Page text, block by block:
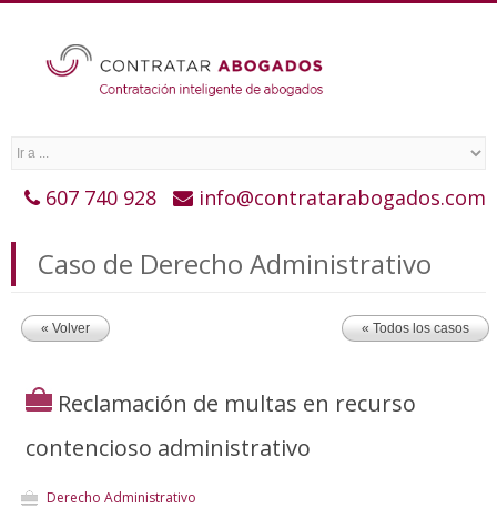
607 740 928 info@contratarabogados.com
Caso de Derecho Administrativo
« Volver « Todos los casos
Reclamación de multas en recurso
contencioso administrativo
Derecho Administrativo